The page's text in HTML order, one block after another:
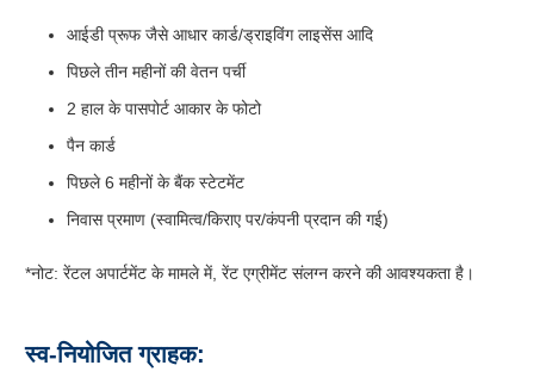
आईडी प्रूफ जैसे आधार कार्ड/ड्राइविंग लाइसेंस आदि
पिछले तीन महीनों की वेतन पर्ची
2 हाल के पासपोर्ट आकार के फोटो
पैन कार्ड
पिछले 6 महीनों के बैंक स्टेटमेंट
निवास प्रमाण (स्वामित्व/किराए पर/कंपनी प्रदान की गई)
*नोट: रेंटल अपार्टमेंट के मामले में, रेंट एग्रीमेंट संलग्न करने की आवश्यकता है।
स्व-नियोजित ग्राहक: